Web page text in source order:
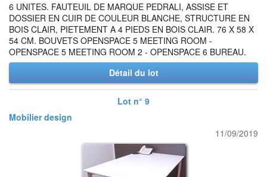
6 UNITES. FAUTEUIL DE MARQUE PEDRALI, ASSISE ET
DOSSIER EN CUIR DE COULEUR BLANCHE, STRUCTURE EN
BOIS CLAIR, PIETEMENT A 4 PIEDS EN BOIS CLAIR. 76 X 58 X
54 CM. BOUVETS OPENSPACE 5 MEETING ROOM -
OPENSPACE 5 MEETING ROOM 2 - OPENSPACE 6 BUREAU.
Détail du lot
Lot n° 9
Mobilier design
11/09/2019